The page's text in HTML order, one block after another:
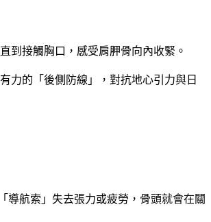
到接觸胸口，感受肩胛骨向內收緊。
力的「後側防線」，對抗地心引力與日
導航索」失去張力或疲勞，骨頭就會在關